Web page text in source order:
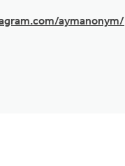
aymanonym/